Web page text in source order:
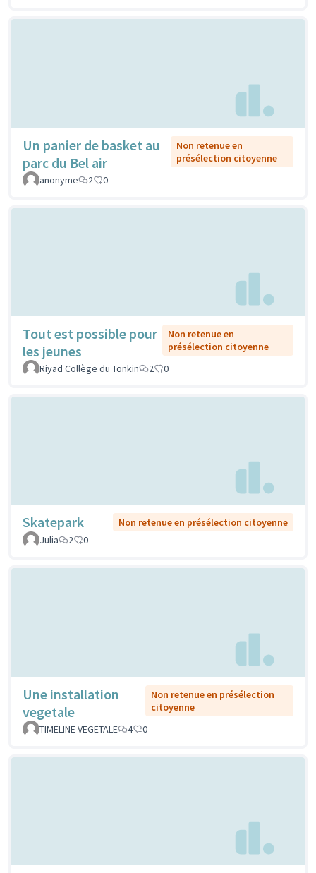
Un panier de basket au
parc du Bel air
Non retenue en
présélection citoyenne
anonyme
2 0
Tout est possible pour
les jeunes
Non retenue en
présélection citoyenne
Riyad Collège du Tonkin
2 0
Skatepark
Non retenue en présélection citoyenne
Julia
2 0
Une installation
vegetale
Non retenue en présélection
citoyenne
TIMELINE VEGETALE
4 0